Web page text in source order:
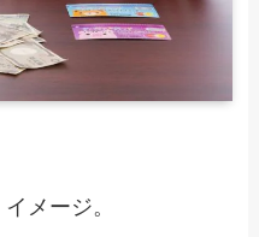
メージ。